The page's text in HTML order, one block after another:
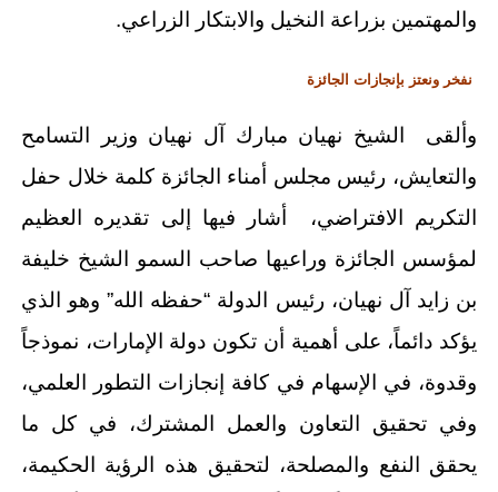
والمهتمين بزراعة النخيل والابتكار الزراعي.
نفخر ونعتز بإنجازات الجائزة
وألقى الشيخ نهيان مبارك آل نهيان وزير التسامح
والتعايش، رئيس مجلس أمناء الجائزة كلمة خلال حفل
التكريم الافتراضي، أشار فيها إلى تقديره العظيم
لمؤسس الجائزة وراعيها صاحب السمو الشيخ خليفة
بن زايد آل نهيان، رئيس الدولة “حفظه الله” وهو الذي
يؤكد دائماً، على أهمية أن تكون دولة الإمارات، نموذجاً
وقدوة، في الإسهام في كافة إنجازات التطور العلمي،
وفي تحقيق التعاون والعمل المشترك، في كل ما
يحقق النفع والمصلحة، لتحقيق هذه الرؤية الحكيمة،